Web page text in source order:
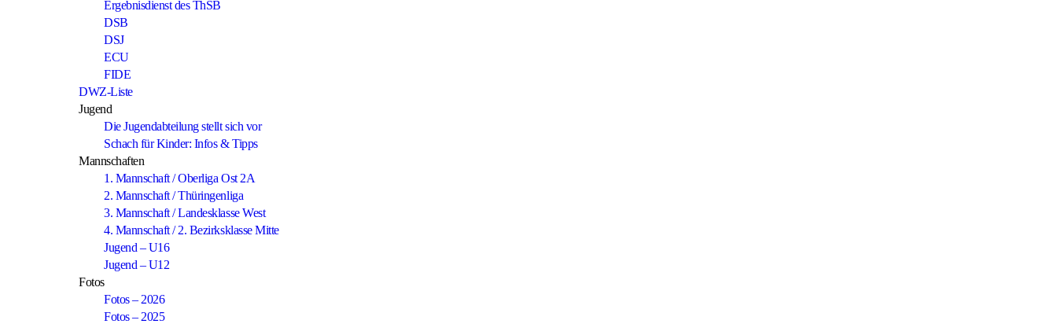
Ergebnisdienst des ThSB
DSB
DSJ
ECU
FIDE
DWZ-Liste
Jugend
Die Jugendabteilung stellt sich vor
Schach für Kinder: Infos & Tipps
Mannschaften
1. Mannschaft / Oberliga Ost 2A
2. Mannschaft / Thüringenliga
3. Mannschaft / Landesklasse West
4. Mannschaft / 2. Bezirksklasse Mitte
Jugend – U16
Jugend – U12
Fotos
Fotos – 2026
Fotos – 2025